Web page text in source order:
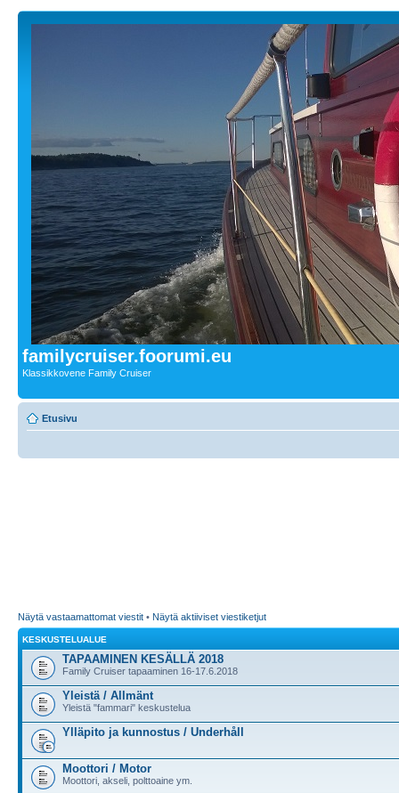
familycruiser.foorumi.eu
Klassikkovene Family Cruiser
Etusivu
Näytä vastaamattomat viestit • Näytä aktiiviset viestiketjut
KESKUSTELUALUE
TAPAAMINEN KESÄLLÄ 2018
Family Cruiser tapaaminen 16-17.6.2018
Yleistä / Allmänt
Yleistä "fammari" keskustelua
Ylläpito ja kunnostus / Underhåll
Moottori / Motor
Moottori, akseli, polttoaine ym.